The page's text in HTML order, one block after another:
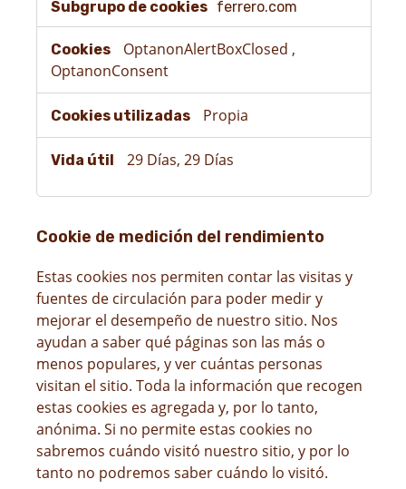
estrictamente
necesarias
ferrero.com
OptanonAlertBoxClosed ,
OptanonConsent
Propia
29 Días, 29 Días
Cookie de medición del rendimiento
Estas cookies nos permiten contar las visitas y
fuentes de circulación para poder medir y
mejorar el desempeño de nuestro sitio. Nos
ayudan a saber qué páginas son las más o
menos populares, y ver cuántas personas
visitan el sitio. Toda la información que recogen
estas cookies es agregada y, por lo tanto,
anónima. Si no permite estas cookies no
sabremos cuándo visitó nuestro sitio, y por lo
tanto no podremos saber cuándo lo visitó.